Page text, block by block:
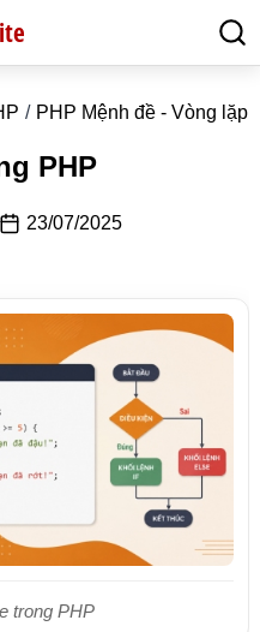
PHP Mệnh đề - Vòng lặp
PHP
23/07/2025
trong PHP